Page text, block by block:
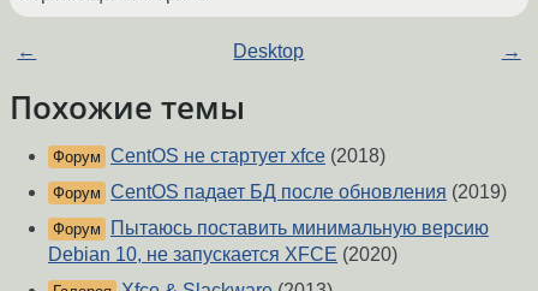
← Desktop →
Похожие темы
Форум CentOS не стартует xfce (2018)
Форум CentOS падает БД после обновления (2019)
Форум
Пытаюсь поставить минимальную версию
Debian 10, не запускается XFCE (2020)